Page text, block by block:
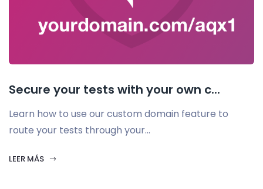
Secure your tests with your own c...
Learn how to use our custom domain feature to
route your tests through your...
LEER MÁS